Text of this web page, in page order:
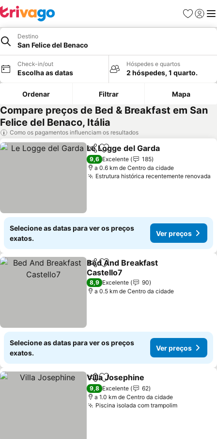
Favoritos
Iniciar
Destino
San Felice del Benaco
Check-in/out
Escolha as datas
Hóspedes e quartos
2 hóspedes, 1 quarto.
Ordenar Filtrar Mapa
Compare preços de Bed & Breakfast em San
Felice del Benaco, Itália
Como os pagamentos influenciam os resultados
PartilharAdicionar aos favoritos
Le Logge del Garda
9,6 Excelente
185
a 0.6 km de Centro da cidade
Estrutura histórica recentemente renovada
Selecione as datas para ver os preços
exatos.
Ver preços
PartilharAdicionar aos favoritos
Bed And Breakfast
Castello7
8,9 Excelente
90
a 0.5 km de Centro da cidade
Selecione as datas para ver os preços
exatos.
Ver preços
PartilharAdicionar aos favoritos
Villa Josephine
9,8 Excelente
62
a 1.0 km de Centro da cidade
Piscina isolada com trampolim